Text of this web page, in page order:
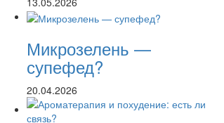
Микрозелень —
супефед?
20.04.2026